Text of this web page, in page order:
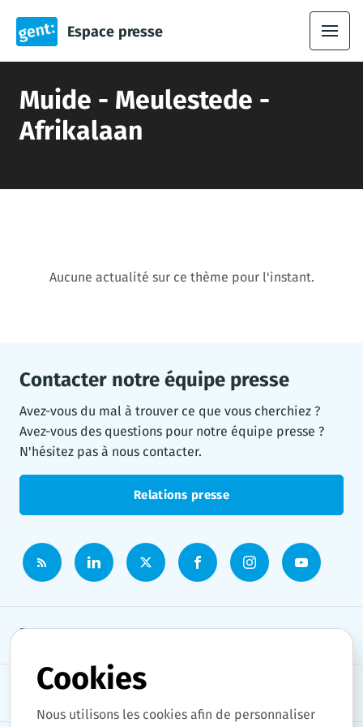
Espace presse
Muide - Meulestede -
Afrikalaan
Aucune actualité sur ce thème pour l'instant.
Contacter notre équipe presse
Avez-vous du mal à trouver ce que vous cherchiez ?
Avez-vous des questions pour notre équipe presse ?
N'hésitez pas à nous contacter.
Relations presse
Espace presse
Thèmes
Cookies
Nous utilisons les cookies afin de personnaliser